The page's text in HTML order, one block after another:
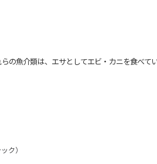
魚介類は、エサとしてエビ・カニを食べてい
ク）